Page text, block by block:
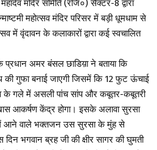
मंदिर समिति (रजि०) सैक्टर-8 द्वारा
महोत्सव मंदिर परिसर में बड़ी धूमधाम से
में वृंदावन के कलाकारों द्वारा कई स्वचालित
प्रधान अमर बंसल छाडिय़ा ने बताया कि
की गुफा बनाई जाएगी जिसमें कि 12 फुट ऊंचाई
के गले में असली पांच सांप और कबूतर-कबूतरी
आकर्षण केंद्र होगा। इसके अलावा सुरसा
आने वाले भक्तजन उस सुरसा के मुंह से